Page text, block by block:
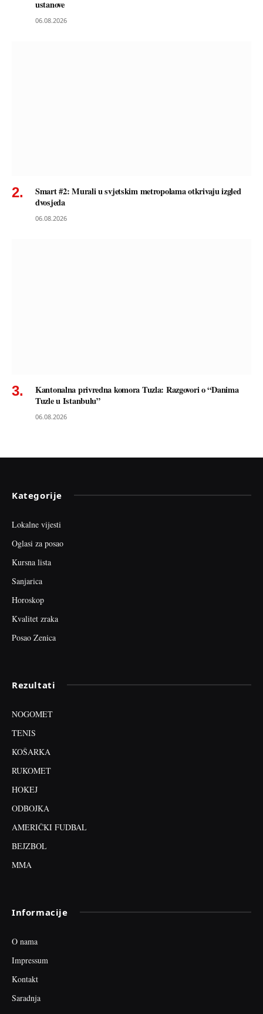
ustanove
06.08.2026
Smart #2: Murali u svjetskim metropolama otkrivaju izgled
dvosjeda
06.08.2026
Kantonalna privredna komora Tuzla: Razgovori o “Danima
Tuzle u Istanbulu”
06.08.2026
Kategorije
Lokalne vijesti
Oglasi za posao
Kursna lista
Sanjarica
Horoskop
Kvalitet zraka
Posao Zenica
Rezultati
NOGOMET
TENIS
KOŠARKA
RUKOMET
HOKEJ
ODBOJKA
AMERIČKI FUDBAL
BEJZBOL
MMA
Informacije
O nama
Impressum
Kontakt
Saradnja